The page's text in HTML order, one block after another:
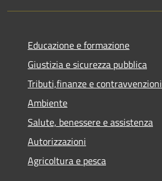
Educazione e formazione
Giustizia e sicurezza pubblica
Tributi,finanze e contravvenzioni
Ambiente
Salute, benessere e assistenza
Autorizzazioni
Agricoltura e pesca